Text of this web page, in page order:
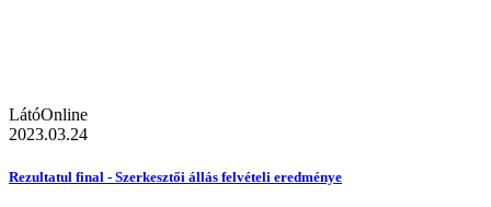
LátóOnline
2023.03.24
Rezultatul final - Szerkesztői állás felvételi eredménye